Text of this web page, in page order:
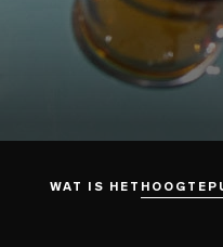
WAT IS HET